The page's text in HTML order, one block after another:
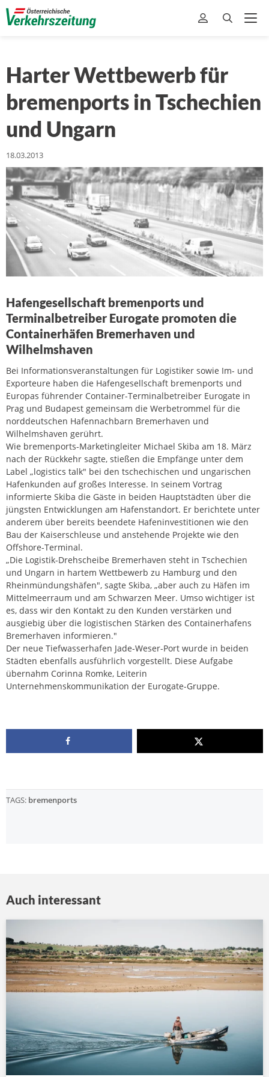
Harter Wettbewerb für
bremenports in Tschechien
und Ungarn
18.03.2013
Hafengesellschaft bremenports und
Terminalbetreiber Eurogate promoten die
Containerhäfen Bremerhaven und
Wilhelmshaven
Bei Informationsveranstaltungen für Logistiker sowie Im- und
Exporteure haben die Hafengesellschaft bremenports und
Europas führender Container-Terminalbetreiber Eurogate in
Prag und Budapest gemeinsam die Werbetrommel für die
norddeutschen Hafennachbarn Bremerhaven und
Wilhelmshaven gerührt.
Wie bremenports-Marketingleiter Michael Skiba am 18. März
nach der Rückkehr sagte, stießen die Empfänge unter dem
Label „logistics talk" bei den tschechischen und ungarischen
Hafenkunden auf großes Interesse. In seinem Vortrag
informierte Skiba die Gäste in beiden Hauptstädten über die
jüngsten Entwicklungen am Hafenstandort. Er berichtete unter
anderem über bereits beendete Hafeninvestitionen wie den
Bau der Kaiserschleuse und anstehende Projekte wie den
Offshore-Terminal.
„Die Logistik-Drehscheibe Bremerhaven steht in Tschechien
und Ungarn in hartem Wettbewerb zu Hamburg und den
Rheinmündungshäfen", sagte Skiba, „aber auch zu Häfen im
Mittelmeerraum und am Schwarzen Meer. Umso wichtiger ist
es, dass wir den Kontakt zu den Kunden verstärken und
ausgiebig über die logistischen Stärken des Containerhafens
Bremerhaven informieren."
Der neue Tiefwasserhafen Jade-Weser-Port wurde in beiden
Städten ebenfalls ausführlich vorgestellt. Diese Aufgabe
übernahm Corinna Romke, Leiterin
Unternehmenskommunikation der Eurogate-Gruppe.
TAGS: bremenports
Auch interessant